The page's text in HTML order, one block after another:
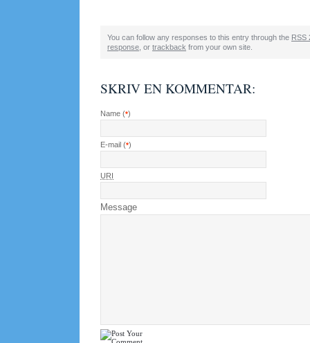
You can follow any responses to this entry through the RSS
response , or trackback from your own site.
SKRIV EN KOMMENTAR:
Name (*)
E-mail (*)
URI
Message